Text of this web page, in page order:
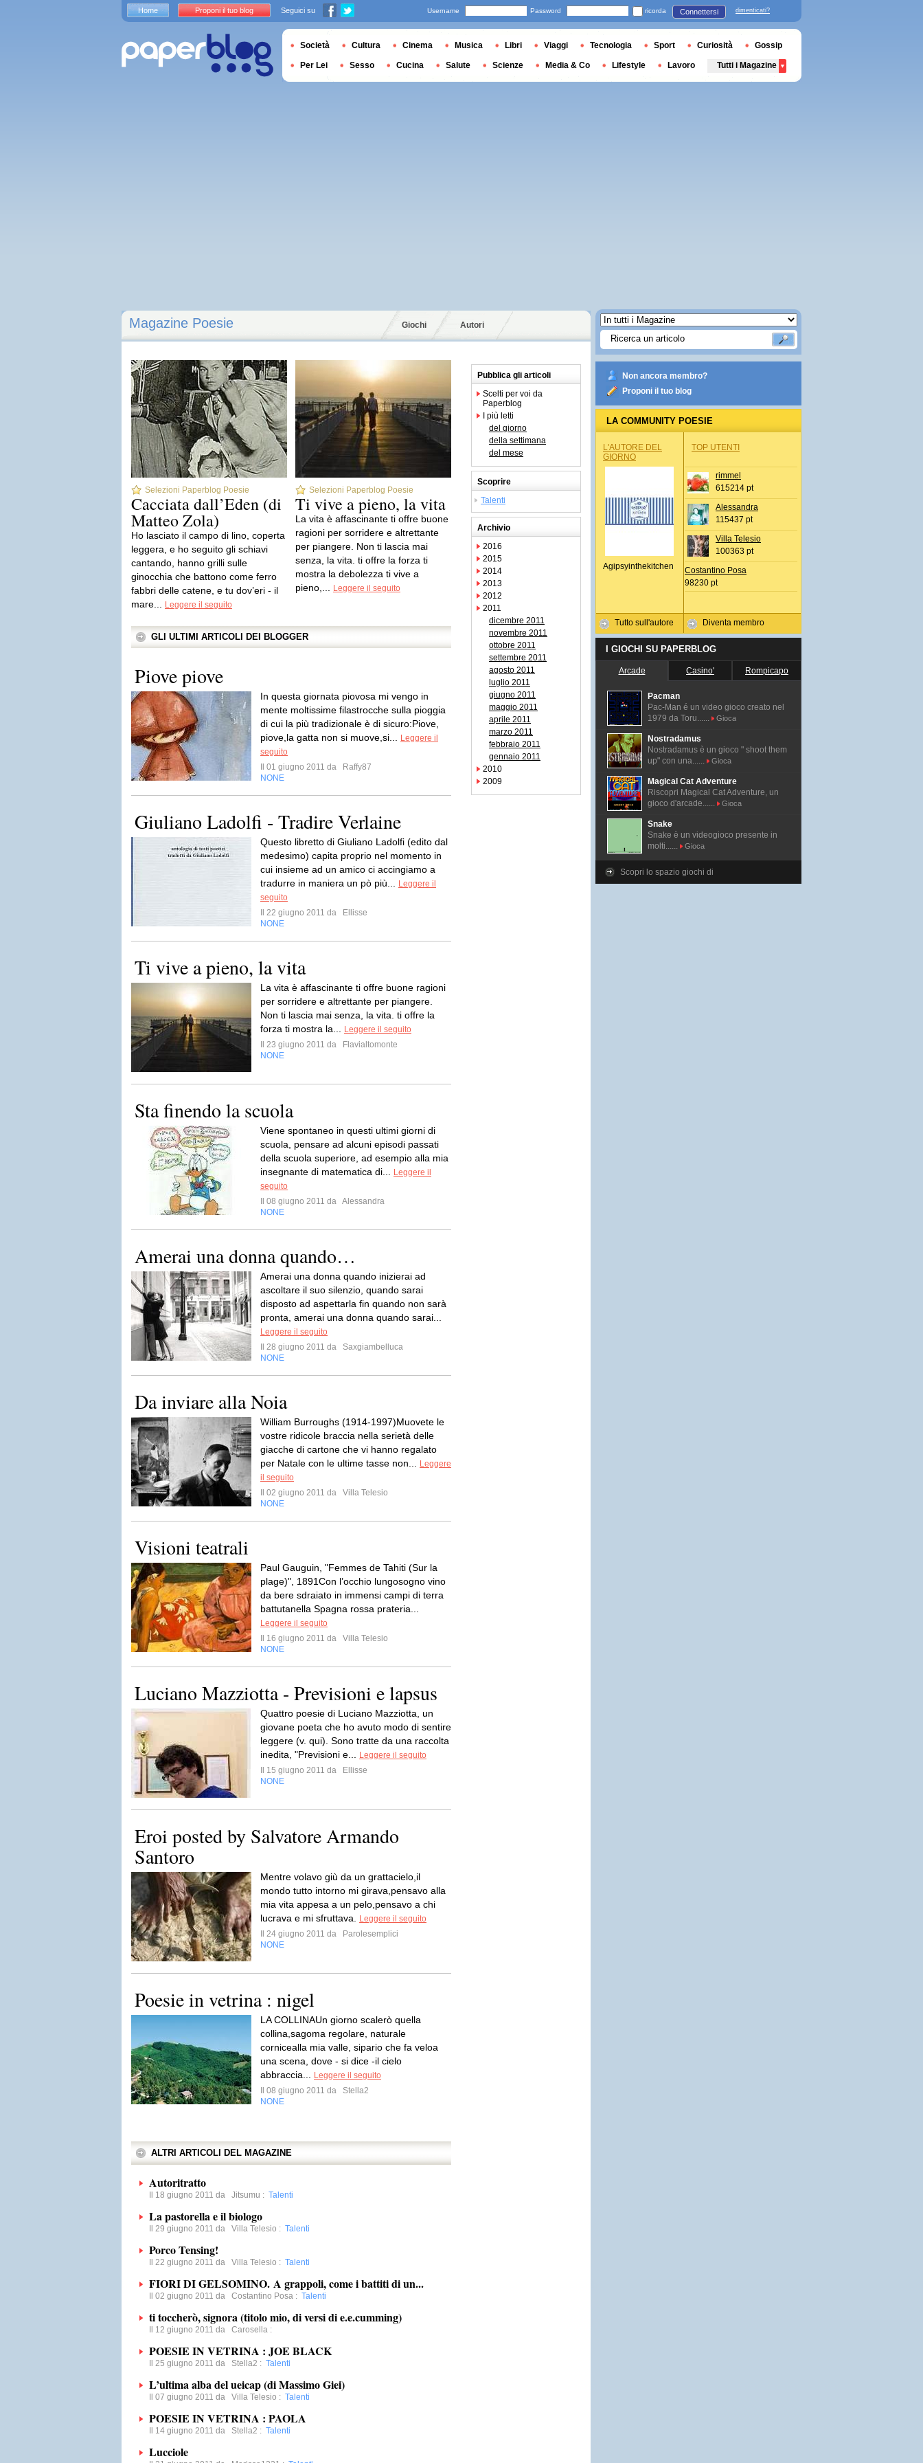
Magazine Poesie Giochi Autori
Selezioni Paperblog Poesie
Cacciata dall’Eden (di
Matteo Zola)
Ho lasciato il campo di lino, coperta
leggera, e ho seguito gli schiavi
cantando, hanno grilli sulle
ginocchia che battono come ferro
fabbri delle catene, e tu dov’eri - il
mare...
Leggere il seguito
Selezioni Paperblog Poesie
Ti vive a pieno, la vita
La vita è affascinante ti offre buone
ragioni per sorridere e altrettante
per piangere. Non ti lascia mai
senza, la vita. ti offre la forza ti
mostra la debolezza ti vive a
pieno,...
Leggere il seguito
GLI ULTIMI ARTICOLI DEI BLOGGER
Piove piove
In questa giornata piovosa mi vengo in
mente moltissime filastrocche sulla pioggia
di cui la più tradizionale è di sicuro:Piove,
piove,la gatta non si muove,si...
Leggere il
seguito
Il 01 giugno 2011 da
Raffy87
NONE
Giuliano Ladolfi - Tradire Verlaine
Questo libretto di Giuliano Ladolfi (edito dal
medesimo) capita proprio nel momento in
cui insieme ad un amico ci accingiamo a
tradurre in maniera un pò più...
Leggere il
seguito
Il 22 giugno 2011 da
Ellisse
NONE
Ti vive a pieno, la vita
La vita è affascinante ti offre buone ragioni
per sorridere e altrettante per piangere.
Non ti lascia mai senza, la vita. ti offre la
forza ti mostra la...
Leggere il seguito
Il 23 giugno 2011 da
Flavialtomonte
NONE
Sta finendo la scuola
Viene spontaneo in questi ultimi giorni di
scuola, pensare ad alcuni episodi passati
della scuola superiore, ad esempio alla mia
insegnante di matematica di...
Leggere il
seguito
Il 08 giugno 2011 da Alessandra
NONE
Amerai una donna quando…
Amerai una donna quando inizierai ad
ascoltare il suo silenzio, quando sarai
disposto ad aspettarla fin quando non sarà
pronta, amerai una donna quando sarai...
Leggere il seguito
Il 28 giugno 2011 da
Saxgiambelluca
NONE
Da inviare alla Noia
William Burroughs (1914-1997)Muovete le
vostre ridicole braccia nella serietà delle
giacche di cartone che vi hanno regalato
per Natale con le ultime tasse non...
Leggere
il seguito
Il 02 giugno 2011 da
Villa Telesio
NONE
Visioni teatrali
Paul Gauguin, "Femmes de Tahiti (Sur la
plage)", 1891Con l’occhio lungosogno vino
da bere sdraiato in immensi campi di terra
battutanella Spagna rossa prateria...
Leggere il seguito
Il 16 giugno 2011 da
Villa Telesio
NONE
Luciano Mazziotta - Previsioni e lapsus
Quattro poesie di Luciano Mazziotta, un
giovane poeta che ho avuto modo di sentire
leggere (v. qui). Sono tratte da una raccolta
inedita, "Previsioni e...
Leggere il seguito
Il 15 giugno 2011 da
Ellisse
NONE
Eroi posted by Salvatore Armando
Santoro
Mentre volavo giù da un grattacielo,il
mondo tutto intorno mi girava,pensavo alla
mia vita appesa a un pelo,pensavo a chi
lucrava e mi sfruttava.
Leggere il seguito
Il 24 giugno 2011 da
Parolesemplici
NONE
Poesie in vetrina : nigel
LA COLLINAUn giorno scalerò quella
collina,sagoma regolare, naturale
cornicealla mia valle, sipario che fa veloa
una scena, dove - si dice -il cielo
abbraccia...
Leggere il seguito
Il 08 giugno 2011 da
Stella2
NONE
ALTRI ARTICOLI DEL MAGAZINE
Autoritratto
Il 18 giugno 2011 da Jitsumu : Talenti
La pastorella e il biologo
Il 29 giugno 2011 da Villa Telesio : Talenti
Porco Tensing!
Il 22 giugno 2011 da Villa Telesio : Talenti
FIORI DI GELSOMINO. A grappoli, come i battiti di un...
Il 02 giugno 2011 da Costantino Posa : Talenti
ti toccherò, signora (titolo mio, di versi di e.e.cumming)
Il 12 giugno 2011 da Carosella :
POESIE IN VETRINA : JOE BLACK
Il 25 giugno 2011 da Stella2 : Talenti
L’ultima alba del ueicap (di Massimo Giei)
Il 07 giugno 2011 da Villa Telesio : Talenti
POESIE IN VETRINA : PAOLA
Il 14 giugno 2011 da Stella2 : Talenti
Lucciole
Pubblica gli articoli
Scelti per voi da
Paperblog
I più letti
del giorno
della settimana
del mese
Scoprire
Talenti
Archivio
2016
2015
2014
2013
2012
2011
dicembre 2011
novembre 2011
ottobre 2011
settembre 2011
agosto 2011
luglio 2011
giugno 2011
maggio 2011
aprile 2011
marzo 2011
febbraio 2011
gennaio 2011
2010
2009
Non ancora membro?
Proponi il tuo blog
LA COMMUNITY POESIE
L'AUTORE DEL
GIORNO
Agipsyinthekitchen
Tutto sull'autore
TOP UTENTI
rimmel
615214 pt
Alessandra
115437 pt
Villa Telesio
100363 pt
Costantino Posa
98230 pt
Diventa membro
I GIOCHI SU PAPERBLOG
Arcade Casino' Rompicapo
Pacman
Pac-Man é un video gioco creato nel
1979 da Toru......
Gioca
Nostradamus
Nostradamus è un gioco " shoot them
up" con una......
Gioca
Magical Cat Adventure
Riscopri Magical Cat Adventure, un
gioco d'arcade......
Gioca
Snake
Snake è un videogioco presente in
molti......
Gioca
Scopri lo spazio giochi di
Home Proponi il tuo blog Seguici su Username Password ricorda Connettersi dimenticati?
Società Cultura Cinema Musica Libri Viaggi Tecnologia Sport Curiosità Gossip
Per Lei Sesso Cucina Salute Scienze Media & Co Lifestyle Lavoro Tutti i Magazine